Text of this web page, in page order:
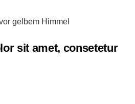
sit amet, consetetur